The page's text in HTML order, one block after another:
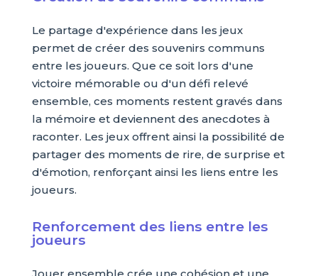
Le partage d'expérience dans les jeux
permet de créer des souvenirs communs
entre les joueurs. Que ce soit lors d'une
victoire mémorable ou d'un défi relevé
ensemble, ces moments restent gravés dans
la mémoire et deviennent des anecdotes à
raconter. Les jeux offrent ainsi la possibilité de
partager des moments de rire, de surprise et
d'émotion, renforçant ainsi les liens entre les
joueurs.
Renforcement des liens entre les
joueurs